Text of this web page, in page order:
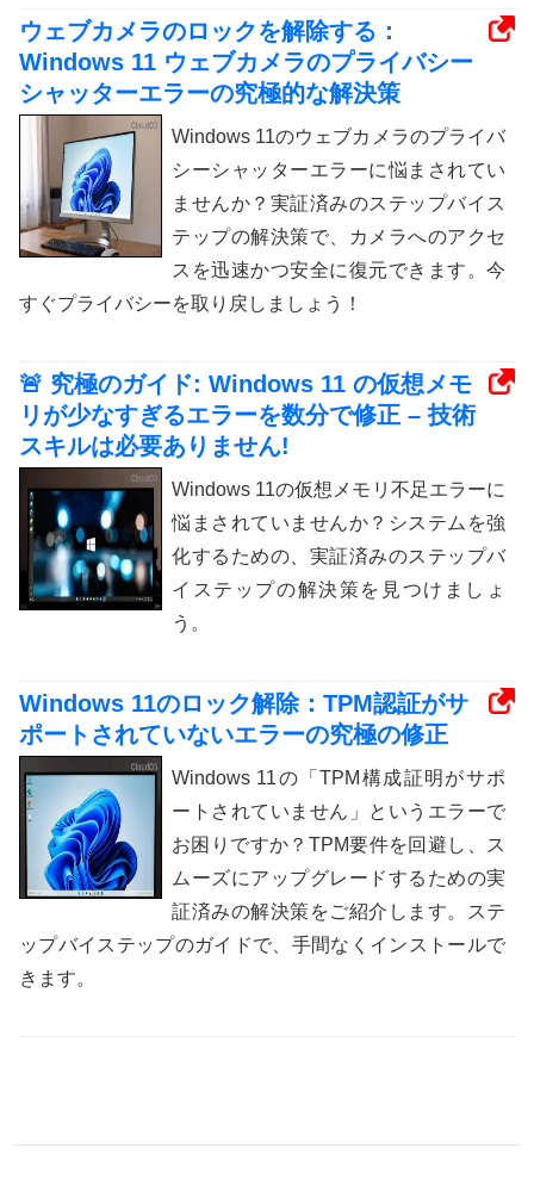
ウェブカメラのロックを解除する：
Windows 11 ウェブカメラのプライバシー
シャッターエラーの究極的な解決策
Windows 11のウェブカメラのプライバ
シーシャッターエラーに悩まされてい
ませんか？実証済みのステップバイス
テップの解決策で、カメラへのアクセ
スを迅速かつ安全に復元できます。今
すぐプライバシーを取り戻しましょう！
🚨 究極のガイド: Windows 11 の仮想メモ
リが少なすぎるエラーを数分で修正 – 技術
スキルは必要ありません!
Windows 11の仮想メモリ不足エラーに
悩まされていませんか？システムを強
化するための、実証済みのステップバ
イステップの解決策を見つけましょ
う。
Windows 11のロック解除：TPM認証がサ
ポートされていないエラーの究極の修正
Windows 11の「TPM構成証明がサポ
ートされていません」というエラーで
お困りですか？TPM要件を回避し、ス
ムーズにアップグレードするための実
証済みの解決策をご紹介します。ステ
ップバイステップのガイドで、手間なくインストールで
きます。